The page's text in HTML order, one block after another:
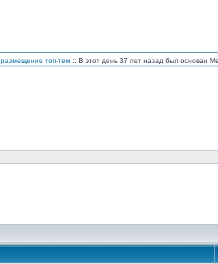
размещение топ-тем :: В этот день 37 лет назад был основан